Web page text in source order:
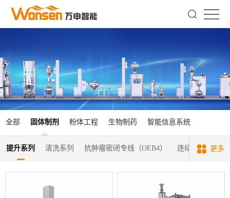
全部 固体制剂 粉体工程 生物制药 智能信息系统
提升系列 清洗系列 抗肿瘤密闭专线（OEB4） 连续制粒 料
更多